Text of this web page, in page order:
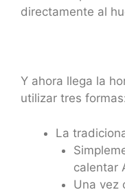
directamente al
Y ahora llega la
utilizar tres
La
calentar
Una vez